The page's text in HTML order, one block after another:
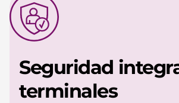
Seguridad
terminales